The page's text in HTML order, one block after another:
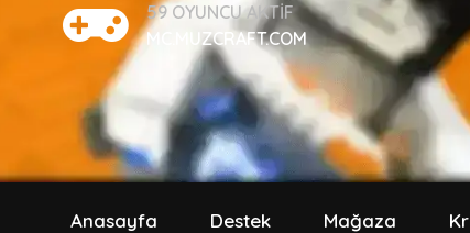
59 OYUNCU AKTIF
MC.MUZCRAFT.COM
Anasayfa Destek Mağaza